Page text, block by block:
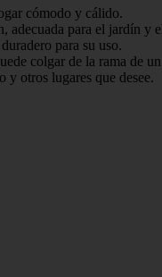
cómodo y cálido.
adecuada para el jardín y
para su uso.
colgar de la rama de
y otros lugares que desee.